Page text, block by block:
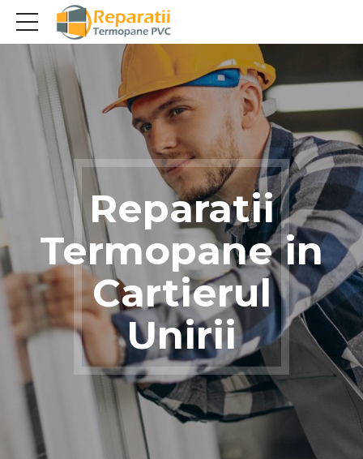
Reparatii
Termopane in
Cartierul
Unirii